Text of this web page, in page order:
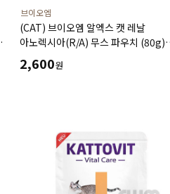
브이오엠
(CAT) 브이오엠 알엑스 캣 레날
아노렉시아(R/A) 무스 파우치 (80g)
만성 신부전 결석 관리 식욕 부진에 도
2,600원